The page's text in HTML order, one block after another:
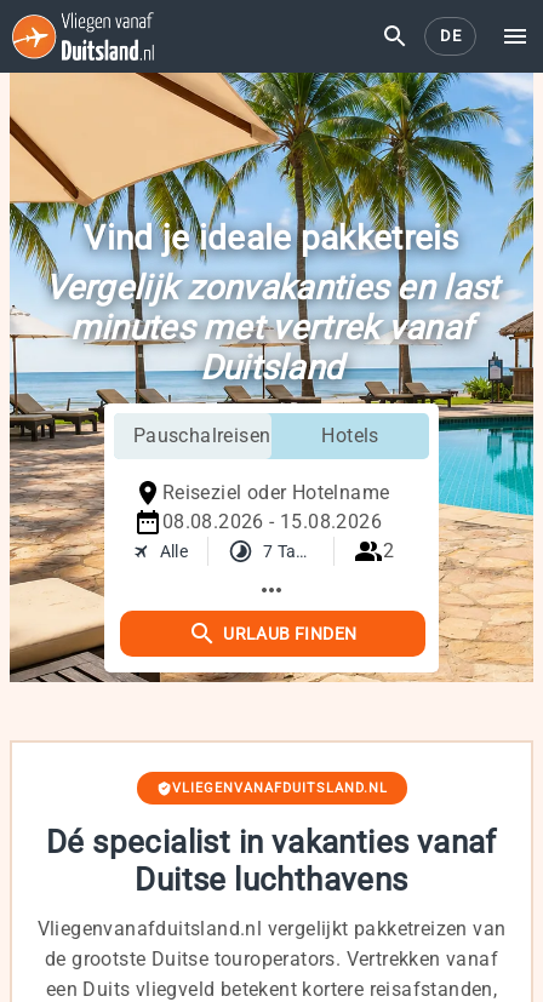
DE
Vind je ideale pakketreis
Vergelijk zonvakanties en last
minutes met vertrek vanaf
Duitsland
Pauschalreisen Hotels
Reiseziel oder Hotelname
08.08.2026 - 15.08.2026
Alle 7 Tage 2
more_horiz
URLAUB FINDEN
VLIEGENVANAFDUITSLAND.NL
Dé specialist in vakanties vanaf
Duitse luchthavens
Vliegenvanafduitsland.nl vergelijkt pakketreizen van
de grootste Duitse touroperators. Vertrekken vanaf
een Duits vliegveld betekent kortere reisafstanden,